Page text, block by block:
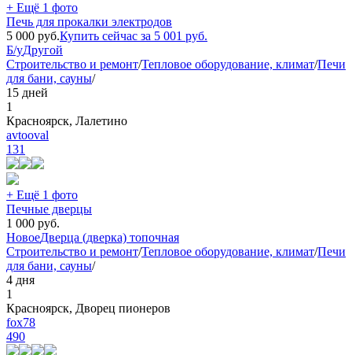
+ Ещё 1 фото
Печь для прокалки электродов
5 000 руб.Купить сейчас за 5 001 руб.
Б/уДругой
Строительство и ремонт/Тепловое оборудование, климат/Печи
для бани, сауны/
15 дней
1
Красноярск, Лалетино
avtooval
131
+ Ещё 1 фото
Печные дверцы
1 000 руб.
НовоеДверца (дверка) топочная
Строительство и ремонт/Тепловое оборудование, климат/Печи
для бани, сауны/
4 дня
1
Красноярск, Дворец пионеров
fox78
490